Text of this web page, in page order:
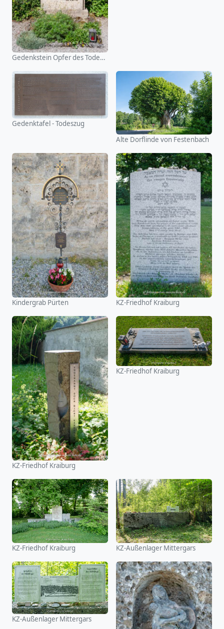
Gedenkstein Opfer des Todeszuges
Gedenktafel - Todeszug
Alte Dorflinde von Festenbach
Kindergrab Pürten KZ-Friedhof Kraiburg
KZ-Friedhof Kraiburg
KZ-Friedhof Kraiburg
KZ-Friedhof Kraiburg KZ-Außenlager Mittergars
KZ-Außenlager Mittergars